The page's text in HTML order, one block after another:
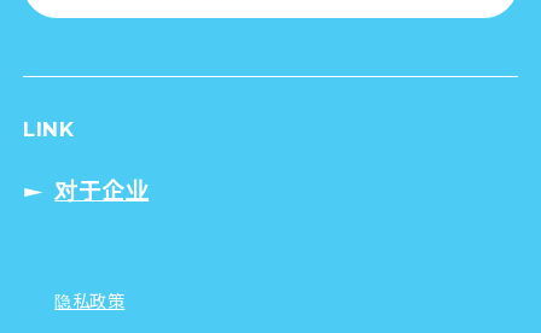
LINK
对于企业
隐私政策